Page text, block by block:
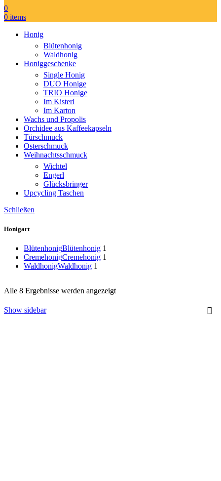
0
0 items
Honig
Blütenhonig
Waldhonig
Honiggeschenke
Single Honig
DUO Honige
TRIO Honige
Im Kisterl
Im Karton
Wachs und Propolis
Orchidee aus Kaffeekapseln
Türschmuck
Osterschmuck
Weihnachtsschmuck
Wichtel
Engerl
Glücksbringer
Upcycling Taschen
Schließen
Honigart
BlütenhonigBlütenhonig 1
CremehonigCremehonig 1
WaldhonigWaldhonig 1
Alle 8 Ergebnisse werden angezeigtNach
Show sidebar